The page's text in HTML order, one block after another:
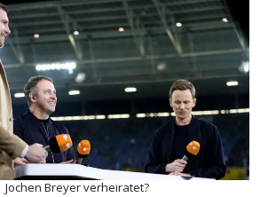
Jochen Breyer verheiratet?